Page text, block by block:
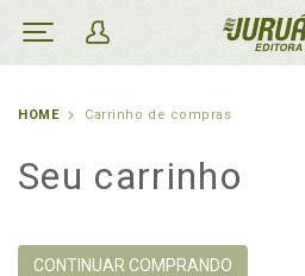
HOME Carrinho de compras
Seu carrinho
CONTINUAR COMPRANDO